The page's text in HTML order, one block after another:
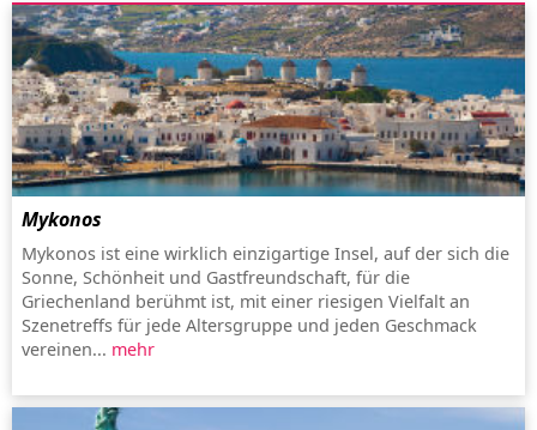
Mykonos
Mykonos ist eine wirklich einzigartige Insel, auf der sich die
Sonne, Schönheit und Gastfreundschaft, für die
Griechenland berühmt ist, mit einer riesigen Vielfalt an
Szenetreffs für jede Altersgruppe und jeden Geschmack
vereinen... mehr